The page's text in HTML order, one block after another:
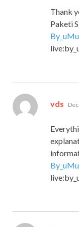
Thank
Paketi
vds